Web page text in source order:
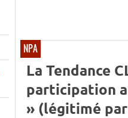
NPA
La Tendance
participation
» (légitimé